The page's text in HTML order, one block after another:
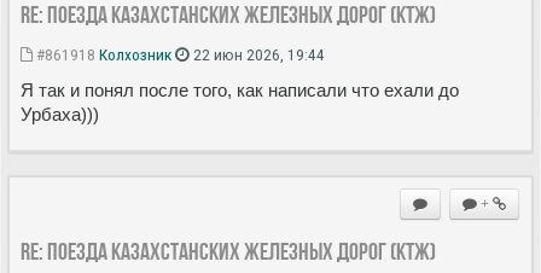
Re: Поезда Казахстанских железных дорог (КТЖ)
#861918 Колхозник 22 июн 2026, 19:44
Я так и понял после того, как написали что ехали до
Урбаха)))
+
Re: Поезда Казахстанских железных дорог (КТЖ)